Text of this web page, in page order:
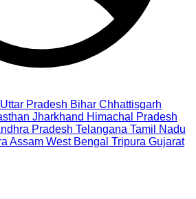
Uttar Pradesh Bihar Chhattisgarh
Jharkhand Himachal Pradesh
Pradesh Telangana Tamil Nadu
Assam West Bengal Tripura Gujarat